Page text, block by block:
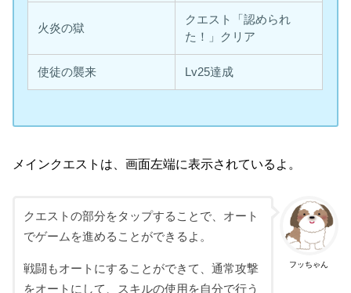
火炎の獄
クエスト「認められ
た！」クリア
使徒の襲来 Lv25達成
メインクエストは、画面左端に表示されているよ。
フッちゃん
クエストの部分をタップすることで、オート
でゲームを進めることができるよ。
戦闘もオートにすることができて、通常攻撃
をオートにして、スキルの使用を自分で行う